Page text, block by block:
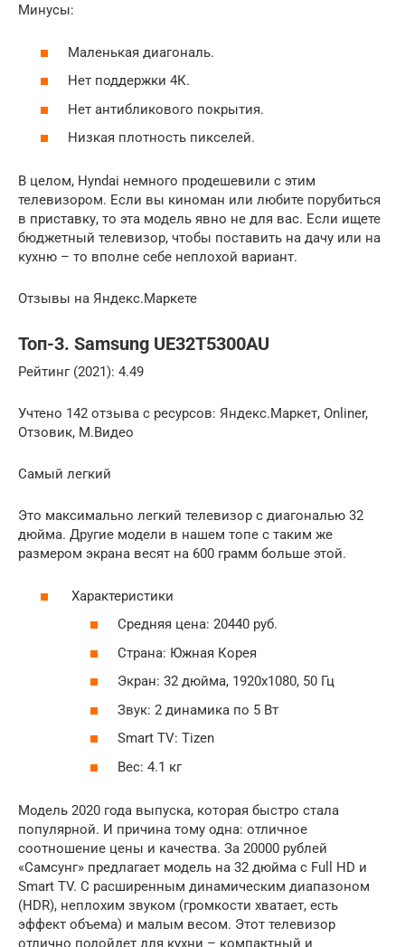
Минусы:
Маленькая диагональ.
Нет поддержки 4К.
Нет антибликового покрытия.
Низкая плотность пикселей.
В целом, Hyndai немного продешевили с этим
телевизором. Если вы киноман или любите порубиться
в приставку, то эта модель явно не для вас. Если ищете
бюджетный телевизор, чтобы поставить на дачу или на
кухню – то вполне себе неплохой вариант.
Отзывы на Яндекс.Маркете
Топ-3. Samsung UE32T5300AU
Рейтинг (2021): 4.49
Учтено 142 отзыва с ресурсов: Яндекс.Маркет, Onliner,
Отзовик, М.Видео
Самый легкий
Это максимально легкий телевизор с диагональю 32
дюйма. Другие модели в нашем топе с таким же
размером экрана весят на 600 грамм больше этой.
Характеристики
Средняя цена: 20440 руб.
Страна: Южная Корея
Экран: 32 дюйма, 1920х1080, 50 Гц
Звук: 2 динамика по 5 Вт
Smart TV: Tizen
Вес: 4.1 кг
Модель 2020 года выпуска, которая быстро стала
популярной. И причина тому одна: отличное
соотношение цены и качества. За 20000 рублей
«Самсунг» предлагает модель на 32 дюйма с Full HD и
Smart TV. С расширенным динамическим диапазоном
(HDR), неплохим звуком (громкости хватает, есть
эффект объема) и малым весом. Этот телевизор
отлично подойдет для кухни – компактный и